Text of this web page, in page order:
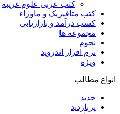
کتب عربی علوم غریبه
کتب متافیزیک و ماوراء
کسب درآمد و بازاریابی
مجموعه ها
نجوم
نرم افزار اندروید
ویژه
انواع مطالب
جدید
پربازدید